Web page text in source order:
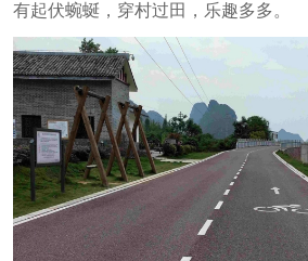
有起伏蜿蜒，穿村过田，乐趣多多。